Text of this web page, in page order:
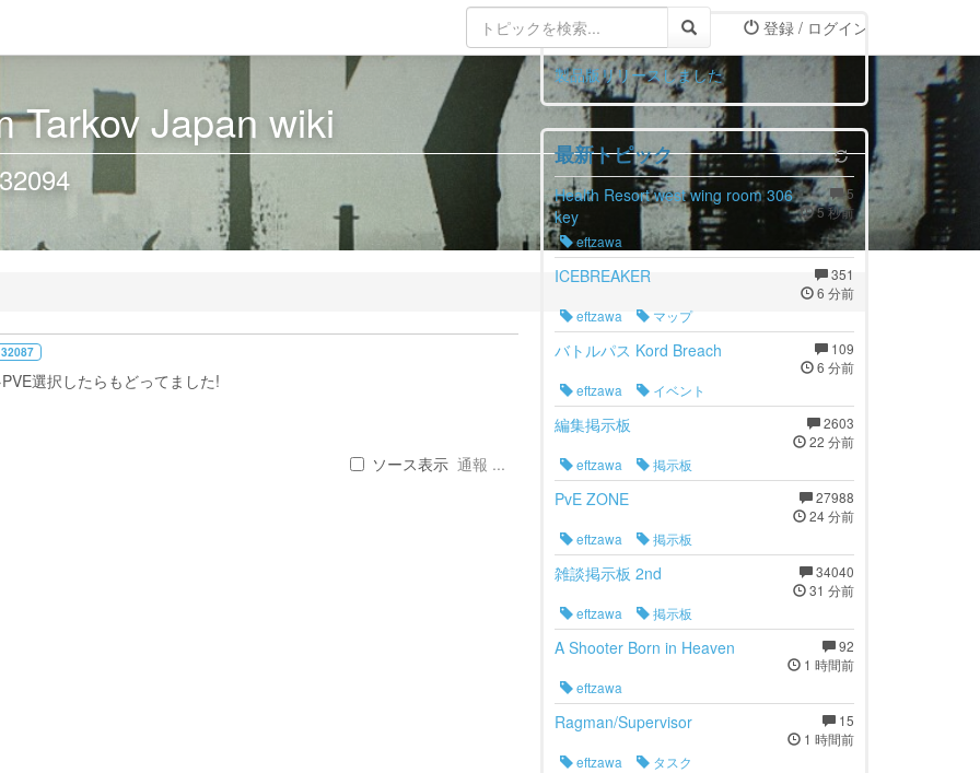
登録 / ログイン
Tarkov Japan wiki
選択したらもどってました!
ソース表示 通報 ...
お知らせ
製品版リリースしました
最新トピック
5
5 秒前
Health Resort west wing room 306
key
eftzawa
351
6 分前
ICEBREAKER
eftzawa
マップ
109
6 分前
バトルパス Kord Breach
eftzawa
イベント
2603
22 分前
編集掲示板
eftzawa
掲示板
27988
24 分前
PvE ZONE
eftzawa
掲示板
34040
31 分前
雑談掲示板 2nd
eftzawa
掲示板
92
1 時間前
A Shooter Born in Heaven
eftzawa
15
1 時間前
Ragman/Supervisor
eftzawa
タスク